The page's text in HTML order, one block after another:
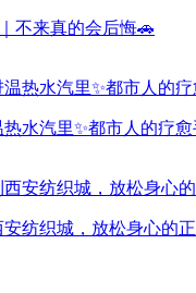
不来真的会后悔🚗
水汽里✨都市人的疗愈
纺织城，放松身心的